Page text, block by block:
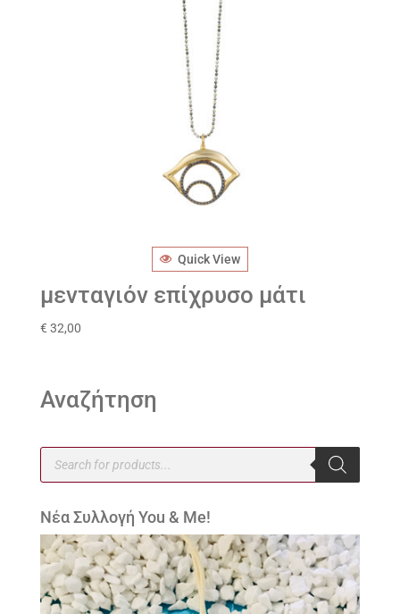
Quick View
μενταγιόν επίχρυσο μάτι
€ 32,00
Αναζήτηση
Products
search
Νέα Συλλογή You & Me!